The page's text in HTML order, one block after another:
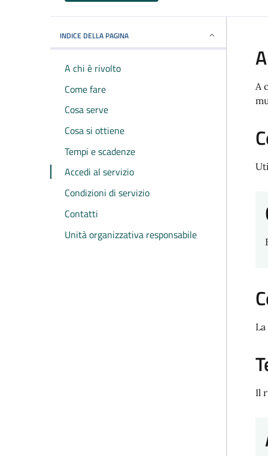
INDICE DELLA PAGINA
A chi è rivolto
Come fare
Cosa serve
Cosa si ottiene
Tempi e scadenze
Accedi al servizio
Condizioni di servizio
Contatti
Unità organizzativa responsabile
A
Il